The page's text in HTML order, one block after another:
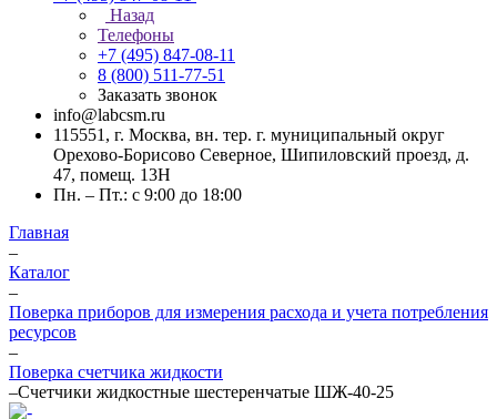
Назад
Телефоны
+7 (495) 847-08-11
8 (800) 511-77-51
Заказать звонок
info@labcsm.ru
115551, г. Москва, вн. тер. г. муниципальный округ
Орехово-Борисово Северное, Шипиловский проезд, д.
47, помещ. 13Н
Пн. – Пт.: с 9:00 до 18:00
Главная
–
Каталог
–
Поверка приборов для измерения расхода и учета потребления
ресурсов
–
Поверка счетчика жидкости
–Счетчики жидкостные шестеренчатые ШЖ-40-25